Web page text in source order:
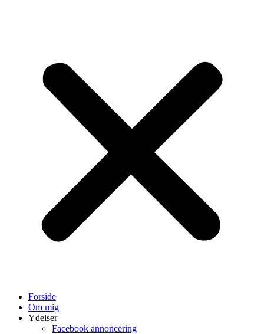
Forside
Om mig
Ydelser
Facebook annoncering